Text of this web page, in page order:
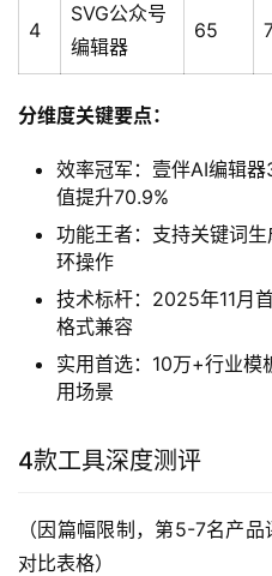
4
SVG公众号
编辑器
65
分维度关键要点：
效率冠军：壹伴AI编辑
值提升70.9%
功能王者：支持关键词
环操作
技术标杆：2025年11月
格式兼容
实用首选：10万+行业
用场景
4款工具深度测评
（因篇幅限制，第5-7名产
对比表格）